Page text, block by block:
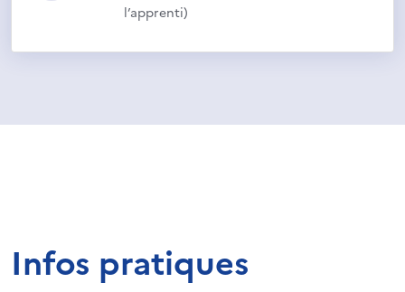
l’apprenti)
Infos pratiques